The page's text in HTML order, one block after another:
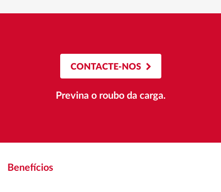
CONTACTE-NOS
Previna o roubo da carga.
Benefícios